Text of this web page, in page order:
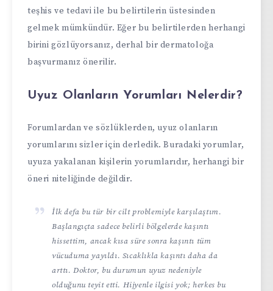
teşhis ve tedavi ile bu belirtilerin üstesinden
gelmek mümkündür. Eğer bu belirtilerden herhangi
birini gözlüyorsanız, derhal bir dermatoloğa
başvurmanız önerilir.
Uyuz Olanların Yorumları Nelerdir?
Forumlardan ve sözlüklerden, uyuz olanların
yorumlarını sizler için derledik. Buradaki yorumlar,
uyuza yakalanan kişilerin yorumlarıdır, herhangi bir
öneri niteliğinde değildir.
İlk defa bu tür bir cilt problemiyle karşılaştım.
Başlangıçta sadece belirli bölgelerde kaşıntı
hissettim, ancak kısa süre sonra kaşıntı tüm
vücuduma yayıldı. Sıcaklıkla kaşıntı daha da
arttı. Doktor, bu durumun uyuz nedeniyle
olduğunu teyit etti. Hijyenle ilgisi yok; herkes bu